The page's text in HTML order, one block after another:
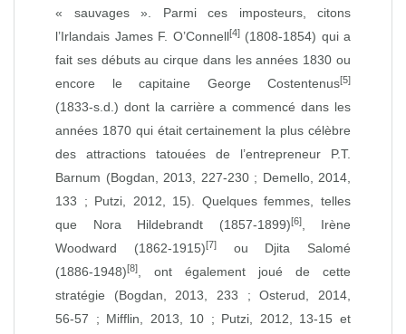
« sauvages ». Parmi ces imposteurs, citons
l’Irlandais James F. O’Connell[4](1808‑1854) qui a
fait ses débuts au cirque dans les années 1830 ou
encore le capitaine George Costentenus[5]
(1833‑s.d.) dont la carrière a commencé dans les
années 1870 qui était certainement la plus célèbre
des attractions tatouées de l’entrepreneur P.T.
Barnum (Bogdan, 2013, 227‑230 ; Demello, 2014,
133 ; Putzi, 2012, 15). Quelques femmes, telles
que Nora Hildebrandt (1857‑1899)[6], Irène
Woodward (1862‑1915)[7]ou Djita Salomé
(1886‑1948)[8], ont également joué de cette
stratégie (Bogdan, 2013, 233 ; Osterud, 2014,
56‑57 ; Mifflin, 2013, 10 ; Putzi, 2012, 13‑15 et